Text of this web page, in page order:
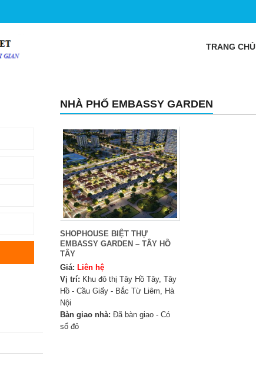
TRANG CHỦ
NHÀ PHỐ EMBASSY GARDEN
SHOPHOUSE BIỆT THỰ
EMBASSY GARDEN – TÂY HỒ
TÂY
Giá: Liên hệ
Vị trí: Khu đô thị Tây Hồ Tây, Tây
Hồ - Cầu Giấy - Bắc Từ Liêm, Hà
Nội
Bàn giao nhà: Đã bàn giao - Có
sổ đỏ